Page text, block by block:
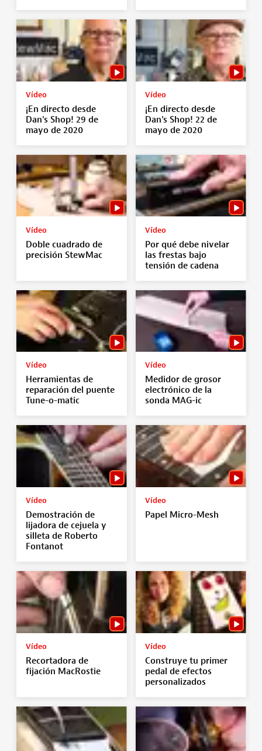
Vídeo
¡En directo desde
Dan's Shop! 29 de
mayo de 2020
Vídeo
¡En directo desde
Dan's Shop! 22 de
mayo de 2020
Vídeo
Doble cuadrado de
precisión StewMac
Vídeo
Por qué debe nivelar
las frestas bajo
tensión de cadena
Vídeo
Herramientas de
reparación del puente
Tune-o-matic
Vídeo
Medidor de grosor
electrónico de la
sonda MAG-ic
Vídeo
Demostración de
lijadora de cejuela y
silleta de Roberto
Fontanot
Vídeo
Papel Micro-Mesh
Vídeo
Recortadora de
fijación MacRostie
Vídeo
Construye tu primer
pedal de efectos
personalizados